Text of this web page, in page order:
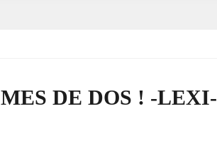
DE DOS ! -LEXI-